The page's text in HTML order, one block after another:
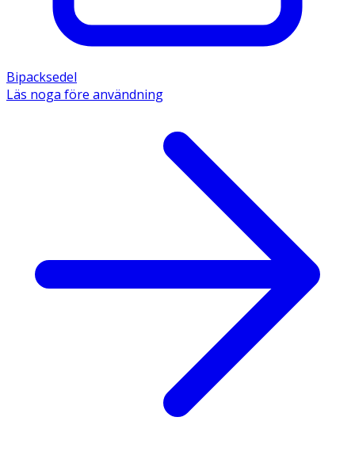
Bipacksedel
Läs noga före användning